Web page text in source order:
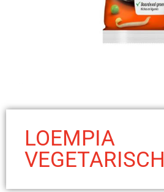
LOEMPIA
VEGETARISCH